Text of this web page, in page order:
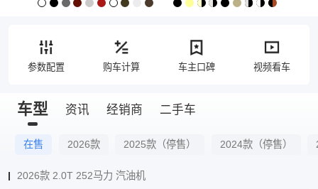
参数配置 购车计算 车主口碑 视频看车
车型 资讯 经销商 二手车
在售 2026款 2025款（停售） 2024款（停售）
2026款 2.0T 252马力 汽油机